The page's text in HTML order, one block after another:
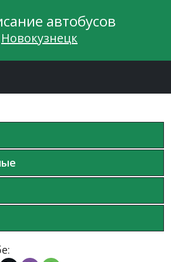
автобусов
Новокузнецк